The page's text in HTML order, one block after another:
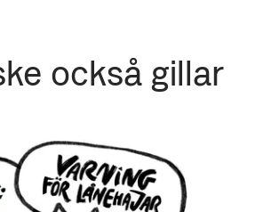
också gillar